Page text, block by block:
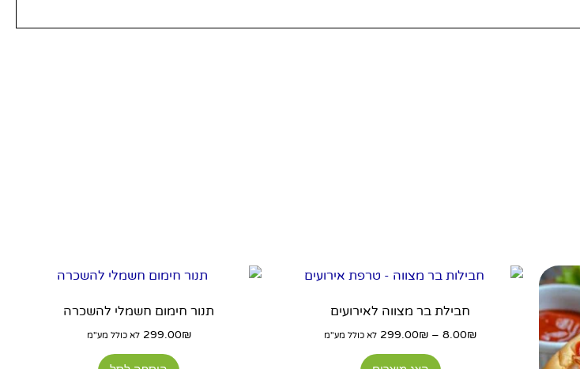
חבילת בר מצווה לאירועים
8.00₪
–
299.00₪
טווח
עד
לא כולל מע"מ
תנור חימום חשמלי להשכרה
299.00₪ לא כולל מע"מ